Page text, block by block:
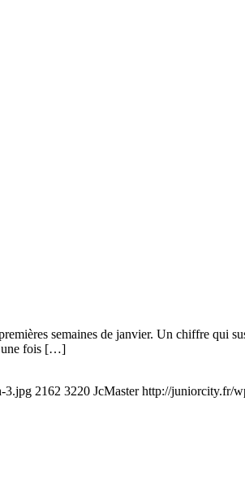
semaines de janvier. Un chiffre qui
une fois […]
3.jpg 2162 3220 JcMaster http://juniorcity.fr/